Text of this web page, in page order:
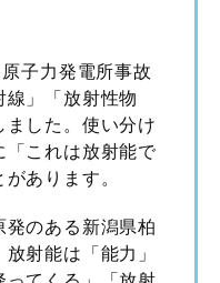
子力発電所事故
」「放射性物
した。使い分け
これは放射能で
あります。
のある新潟県柏
射能は「能力」